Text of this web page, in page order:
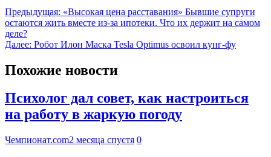
Предыдущая: «Высокая цена расставания» Бывшие супруги
остаются жить вместе из-за ипотеки. Что их держит на самом
деле?
Далее: Робот Илон Маска Tesla Optimus освоил кунг-фу
Похожие новости
Психолог дал совет, как настроиться
на работу в жаркую погоду
Чемпионат.com2 месяца спустя 0